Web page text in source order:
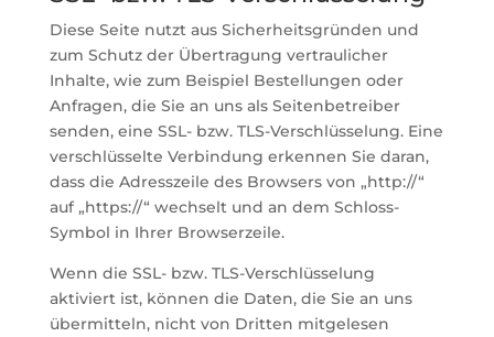
Diese Seite nutzt aus Sicherheitsgründen und
zum Schutz der Übertragung vertraulicher
Inhalte, wie zum Beispiel Bestellungen oder
Anfragen, die Sie an uns als Seitenbetreiber
senden, eine SSL- bzw. TLS-Verschlüsselung. Eine
verschlüsselte Verbindung erkennen Sie daran,
dass die Adresszeile des Browsers von „http://“
auf „https://“ wechselt und an dem Schloss-
Symbol in Ihrer Browserzeile.
Wenn die SSL- bzw. TLS-Verschlüsselung
aktiviert ist, können die Daten, die Sie an uns
übermitteln, nicht von Dritten mitgelesen